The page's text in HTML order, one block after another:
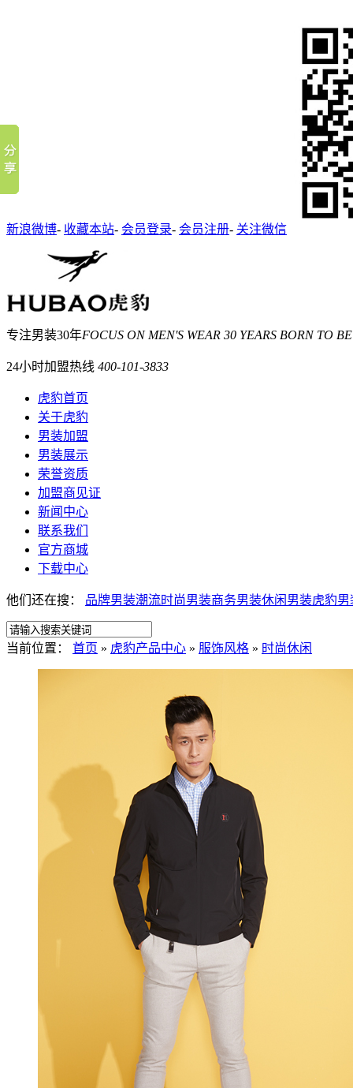
新浪微博- 收藏本站- 会员登录- 会员注册- 关注微信
专注男装30年FOCUS ON MEN'S WEAR 30 YEARS BORN TO
24小时加盟热线 400-101-3833
虎豹首页
关于虎豹
男装加盟
男装展示
荣誉资质
加盟商见证
新闻中心
联系我们
官方商城
下载中心
他们还在搜： 品牌男装潮流时尚男装商务男装休闲男装虎豹男
当前位置： 首页 » 虎豹产品中心 » 服饰风格 » 时尚休闲